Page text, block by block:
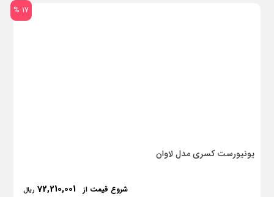
17 %
یونیورست کسری مدل لاوان
شروع قیمت از 72,210,001 ریال